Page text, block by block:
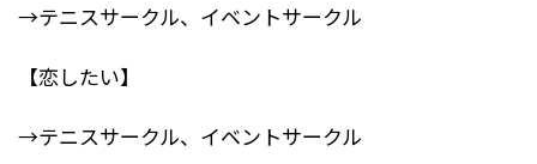
→テニスサークル、イベントサークル
【恋したい】
→テニスサークル、イベントサークル